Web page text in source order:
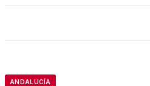
ANDALUCÍA